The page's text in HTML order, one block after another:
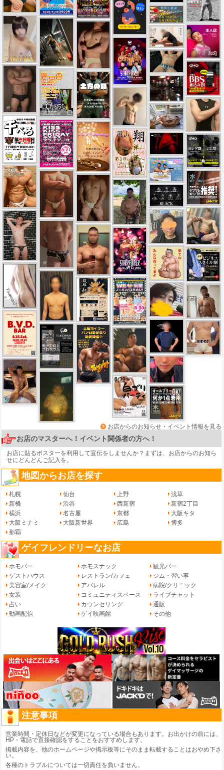
お店からのお知らせ・イベント情報を見る
お店のマスターへ！イベント関係者の方へ！
お店に貼るポスターを利用して宣伝をしませんか？まずは、 お店からのお知ら
せにどんどんご記入を。
地図からお店を探す
札幌 仙台 上野
浅草
新橋
渋谷 西新宿
新宿2丁目
横浜
名古屋 京都
大阪キタ
大阪ミナミ
大阪新世界 広島
博多
那覇
ゲイフレンドリーなお店
ホモバー ホモスナック
観光バー
ゲストハウス
レストラン/カフェ
ジム・習い事
美容室/メイク
アパレル
病院/クリニック
女装
コミュニティスペース
ライブチャット
占い
カウンセリング
通販
動画配信
ゲイ映画館 その他
注意事項
営業時間・定休日などが変更になっている場合もあります。お出かけの前には、
HP・電話で直接確認をすることをおすすめします。
掲載内容を、他のホームページや掲示板等にそのまま転載することはおやめ下さ
い。
各種のトラブルについては一切責任を負いません。